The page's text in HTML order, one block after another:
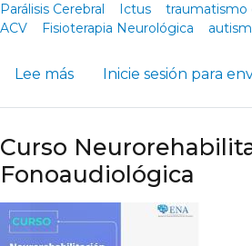
Parálisis Cerebral Ictus
traumatismo
ACV
Fisioterapia Neurológica
Lee mássobre El Sistema
Inicie sesión para
Curso
Fonoaudiológica